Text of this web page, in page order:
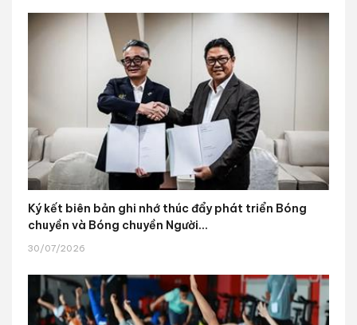
Ký kết biên bản ghi nhớ thúc đẩy phát triển Bóng
chuyền và Bóng chuyền Người...
30/07/2026